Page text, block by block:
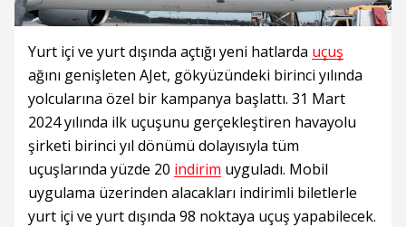
Yurt içi ve yurt dışında açtığı yeni hatlarda uçuş
ağını genişleten AJet, gökyüzündeki birinci yılında
yolcularına özel bir kampanya başlattı. 31 Mart
2024 yılında ilk uçuşunu gerçekleştiren havayolu
şirketi birinci yıl dönümü dolayısıyla tüm
uçuşlarında yüzde 20 indirim uyguladı. Mobil
uygulama üzerinden alacakları indirimli biletlerle
yurt içi ve yurt dışında 98 noktaya uçuş yapabilecek.